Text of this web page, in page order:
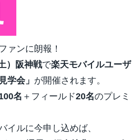
ァンに朗報！
）阪神戦で楽天モバイルユーザ
学会」 が開催されます。
名 ＋フィールド20名のプレミ
イルに今申し込めば、